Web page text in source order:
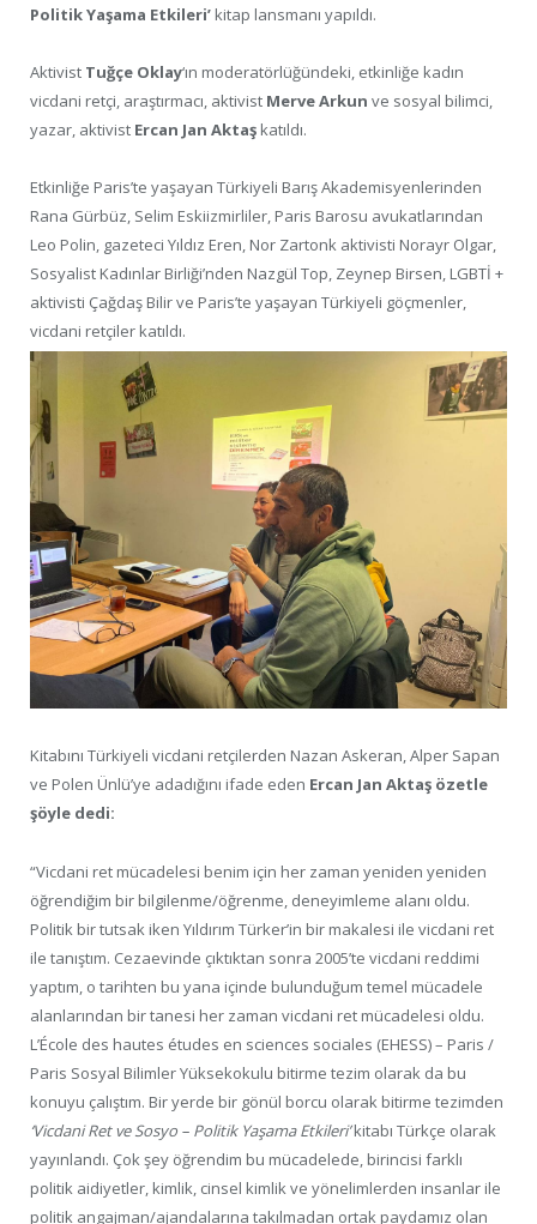
Politik Yaşama Etkileri’ kitap lansmanı yapıldı.
Aktivist Tuğçe Oklay‘ın moderatörlüğündeki, etkinliğe kadın
vicdani retçi, araştırmacı, aktivist Merve Arkun ve sosyal bilimci,
yazar, aktivist Ercan Jan Aktaş katıldı.
Etkinliğe Paris’te yaşayan Türkiyeli Barış Akademisyenlerinden
Rana Gürbüz, Selim Eskiizmirliler, Paris Barosu avukatlarından
Leo Polin, gazeteci Yıldız Eren, Nor Zartonk aktivisti Norayr Olgar,
Sosyalist Kadınlar Birliği’nden Nazgül Top, Zeynep Birsen, LGBTİ +
aktivisti Çağdaş Bilir ve Paris’te yaşayan Türkiyeli göçmenler,
vicdani retçiler katıldı.
Kitabını Türkiyeli vicdani retçilerden Nazan Askeran, Alper Sapan
ve Polen Ünlü’ye adadığını ifade eden Ercan Jan Aktaş özetle
şöyle dedi:
“Vicdani ret mücadelesi benim için her zaman yeniden yeniden
öğrendiğim bir bilgilenme/öğrenme, deneyimleme alanı oldu.
Politik bir tutsak iken Yıldırım Türker’in bir makalesi ile vicdani ret
ile tanıştım. Cezaevinde çıktıktan sonra 2005’te vicdani reddimi
yaptım, o tarihten bu yana içinde bulunduğum temel mücadele
alanlarından bir tanesi her zaman vicdani ret mücadelesi oldu.
L’École des hautes études en sciences sociales (EHESS) – Paris /
Paris Sosyal Bilimler Yüksekokulu bitirme tezim olarak da bu
konuyu çalıştım. Bir yerde bir gönül borcu olarak bitirme tezimden
‘Vicdani Ret ve Sosyo – Politik Yaşama Etkileri’kitabı Türkçe olarak
yayınlandı. Çok şey öğrendim bu mücadelede, birincisi farklı
politik aidiyetler, kimlik, cinsel kimlik ve yönelimlerden insanlar ile
politik angajman/ajandalarına takılmadan ortak paydamız olan